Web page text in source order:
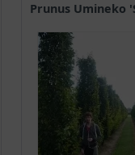
Prunus Umineko